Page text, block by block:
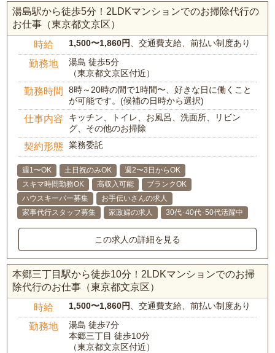
湯島駅から徒歩5分！2LDKマンションでのお掃除代行の
お仕事（東京都文京区）
時給 1,500〜1,860円、交通費支給、前払い制度あり
勤務地
湯島 徒歩5分
（東京都文京区付近）
勤務時間
8時～20時の間で1時間〜、好きな日に働くこと
が可能です。(候補の日時から選択)
仕事内容
キッチン、トイレ、お風呂、洗面所、リビン
グ、その他のお掃除
契約形態 業務委託
週1〜OK 土日祝のみOK
週2〜3日からOK
スキマ時間勤務OK
高収入可能
ブランクOK
ハウスキーパー募集
お手伝いさんの求人
家事代行スタッフ募集
家政婦の求人 30代･40代･50代活躍中
この求人の詳細を見る
本郷三丁目駅から徒歩10分！2LDKマンションでのお掃
除代行のお仕事（東京都文京区）
時給 1,500〜1,860円、交通費支給、前払い制度あり
勤務地
湯島 徒歩7分
本郷三丁目 徒歩10分
（東京都文京区付近）